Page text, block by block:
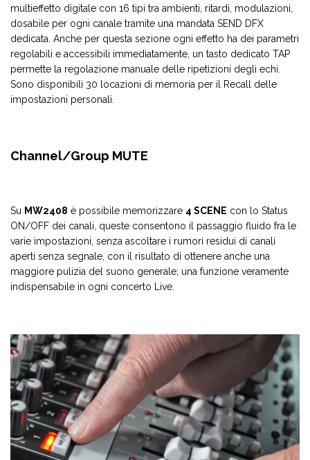
multieffetto digitale con 16 tipi tra ambienti, ritardi, modulazioni,
dosabile per ogni canale tramite una mandata SEND DFX
dedicata. Anche per questa sezione ogni effetto ha dei parametri
regolabili e accessibili immediatamente, un tasto dedicato TAP
permette la regolazione manuale delle ripetizioni degli echi.
Sono disponibili 30 locazioni di memoria per il Recall delle
impostazioni personali.
Channel/Group MUTE
Su MW2408 è possibile memorizzare 4 SCENE con lo Status
ON/OFF dei canali, queste consentono il passaggio fluido fra le
varie impostazioni, senza ascoltare i rumori residui di canali
aperti senza segnale, con il risultato di ottenere anche una
maggiore pulizia del suono generale; una funzione veramente
indispensabile in ogni concerto Live.